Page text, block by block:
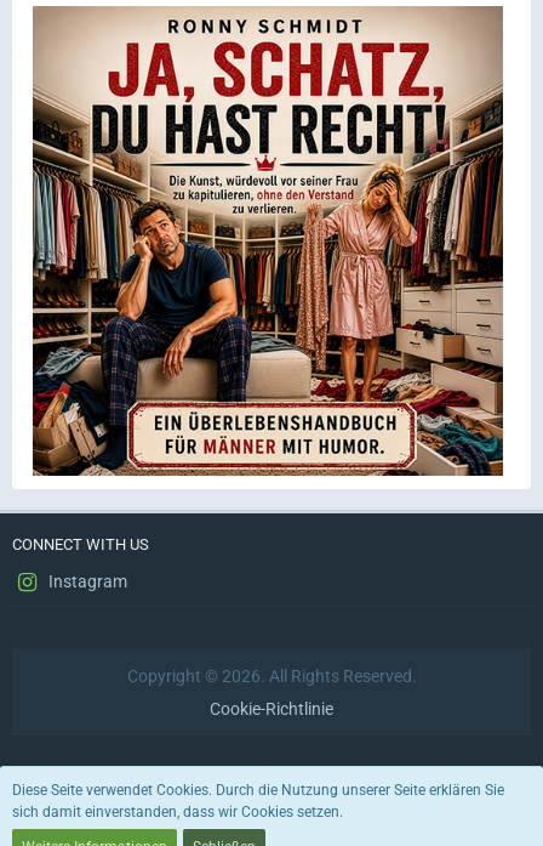
CONNECT WITH US
Instagram
Copyright © 2026. All Rights Reserved.
Cookie-Richtlinie
Datenschutzerklärung Impressum Nutzungsbedingungen
Stil von:
Diese Seite verwendet Cookies. Durch die Nutzung unserer Seite erklären Sie
sich damit einverstanden, dass wir Cookies setzen.